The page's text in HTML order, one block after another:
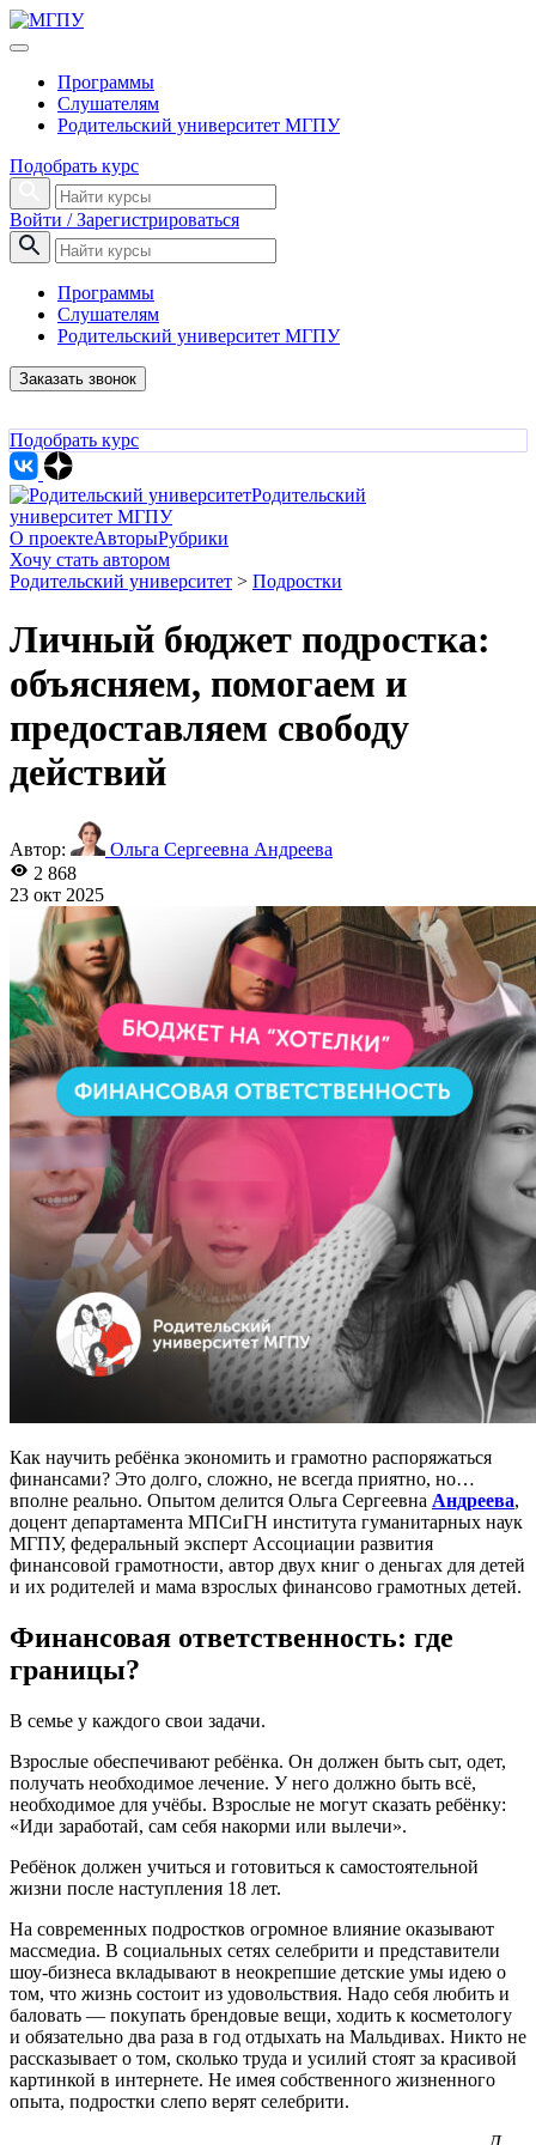
Программы
Слушателям
Родительский университет МГПУ
Подобрать курс
Войти / Зарегистрироваться
Программы
Слушателям
Родительский университет МГПУ
Заказать звонок
Подобрать курс
Родительский
университет МГПУ
О проектеАвторыРубрики
Хочу стать автором
Родительский университет > Подростки
Личный бюджет подростка:
объясняем, помогаем и
предоставляем свободу
действий
Автор:
Ольга Сергеевна Андреева
2 868
23 окт 2025
Как научить ребёнка экономить и грамотно распоряжаться
финансами? Это долго, сложно, не всегда приятно, но…
вполне реально. Опытом делится Ольга Сергеевна Андреева,
доцент департамента МПСиГН института гуманитарных наук
МГПУ, федеральный эксперт Ассоциации развития
финансовой грамотности, автор двух книг о деньгах для детей
и их родителей и мама взрослых финансово грамотных детей.
Финансовая ответственность: где
границы?
В семье у каждого свои задачи.
Взрослые обеспечивают ребёнка. Он должен быть сыт, одет,
получать необходимое лечение. У него должно быть всё,
необходимое для учёбы. Взрослые не могут сказать ребёнку:
«Иди заработай, сам себя накорми или вылечи».
Ребёнок должен учиться и готовиться к самостоятельной
жизни после наступления 18 лет.
На современных подростков огромное влияние оказывают
массмедиа. В социальных сетях селебрити и представители
шоу-бизнеса вкладывают в неокрепшие детские умы идею о
том, что жизнь состоит из удовольствия. Надо себя любить и
баловать — покупать брендовые вещи, ходить к косметологу
и обязательно два раза в год отдыхать на Мальдивах. Никто не
рассказывает о том, сколько труда и усилий стоят за красивой
картинкой в интернете. Не имея собственного жизненного
опыта, подростки слепо верят селебрити.